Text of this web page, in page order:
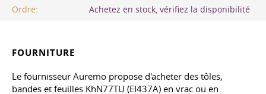
Ordre:
Achetez en stock, vérifiez la disponibilité
FOURNITURE
Le fournisseur Auremo propose d'acheter des tôles,
bandes et feuilles KhN77TU (EI437A) en vrac ou en